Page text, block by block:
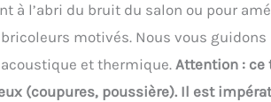
à l’abri du bruit du salon ou pour
motivés. Nous vous
et thermique. Attention : ce
(coupures, poussière). Il est